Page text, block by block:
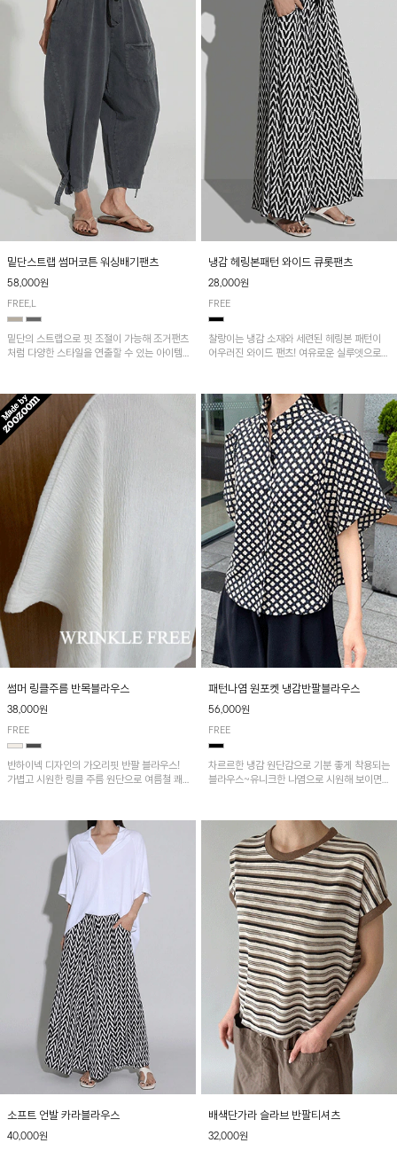
밑단스트랩 썸머코튼 워싱배기팬츠
58,000원
FREE,L
밑단의 스트랩으로 핏 조절이 가능해 조거팬츠
처럼 다양한 스타일을 연출할 수 있는 아이템!
냉감 헤링본패턴 와이드 큐롯팬츠
28,000원
FREE
찰랑이는 냉감 소재와 세련된 헤링본 패턴이
어우러진 와이드 팬츠! 여유로운 실루엣으로
다.
썸머 링클주름 반목블라우스
38,000원
FREE
반하이넥 디자인의 가오리핏 반팔 블라우스!
가볍고 시원한 링클 주름 원단으로 여름철 쾌
패턴나염 원포켓 냉감반팔블라우스
56,000원
FREE
차르르한 냉감 원단감으로 기분 좋게 착용되는
블라우스~유니크한 나염으로 시원해 보이면
소프트 언발 카라블라우스
40,000원
배색단가라 슬라브 반팔티셔츠
32,000원